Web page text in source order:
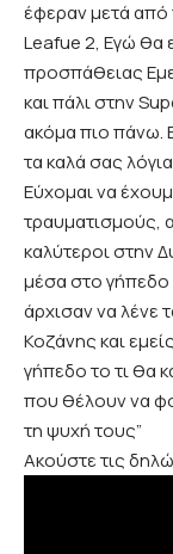
έφεραν μετά από
Leafue 2, Εγώ θα
προσπάθειας
και πάλι στην
ακόμα πιο πάνω.
τα καλά σας
Εύχομαι να
τραυματισμούς,
καλύτεροι στην
μέσα στο
άρχισαν να λένε
Κοζάνης και
γήπεδο το τι θα
που θέλουν να
τη ψυχή τους”
Ακούστε τις